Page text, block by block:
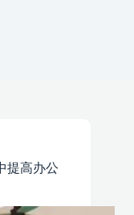
提高办公